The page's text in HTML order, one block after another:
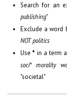
Search for an
publishing"
Exclude a word
NOT politics
Use * in a term
soci* morality
"societal"